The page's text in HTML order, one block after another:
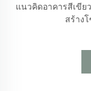
แนวคิดอาคารสีเขีย
สร้าง